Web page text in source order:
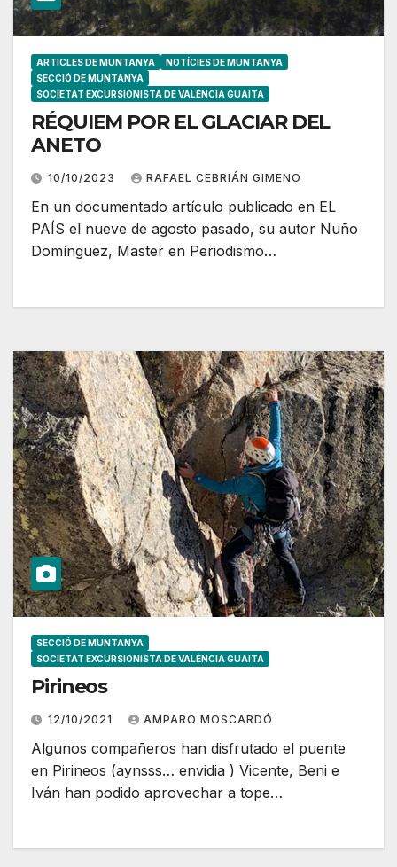
ARTICLES DE MUNTANYA
NOTÍCIES DE MUNTANYA
SECCIÓ DE MUNTANYA
SOCIETAT EXCURSIONISTA DE VALÈNCIA GUAITA
RÉQUIEM POR EL GLACIAR DEL
ANETO
10/10/2023 RAFAEL CEBRIÁN GIMENO
En un documentado artículo publicado en EL
PAÍS el nueve de agosto pasado, su autor Nuño
Domínguez, Master en Periodismo…
SECCIÓ DE MUNTANYA
SOCIETAT EXCURSIONISTA DE VALÈNCIA GUAITA
Pirineos
12/10/2021 AMPARO MOSCARDÓ
Algunos compañeros han disfrutado el puente
en Pirineos (aynsss… envidia ) Vicente, Beni e
Iván han podido aprovechar a tope…